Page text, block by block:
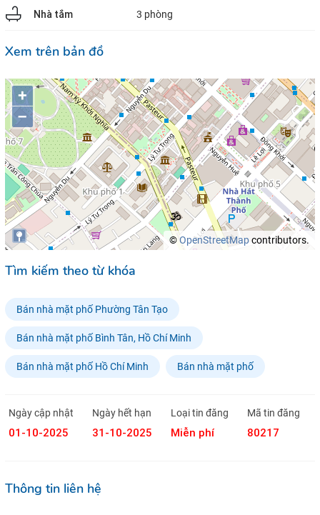
Nhà tắm 3 phòng
Xem trên bản đồ
+
–
©OpenStreetMapcontributors.
Tìm kiếm theo từ khóa
Bán nhà mặt phố Phường Tân Tạo
Bán nhà mặt phố Bình Tân, Hồ Chí Minh
Bán nhà mặt phố Hồ Chí Minh Bán nhà mặt phố
Ngày cập nhật
01-10-2025
Ngày hết hạn
31-10-2025
Loại tin đăng
Miễn phí
Mã tin đăng
80217
Thông tin liên hệ